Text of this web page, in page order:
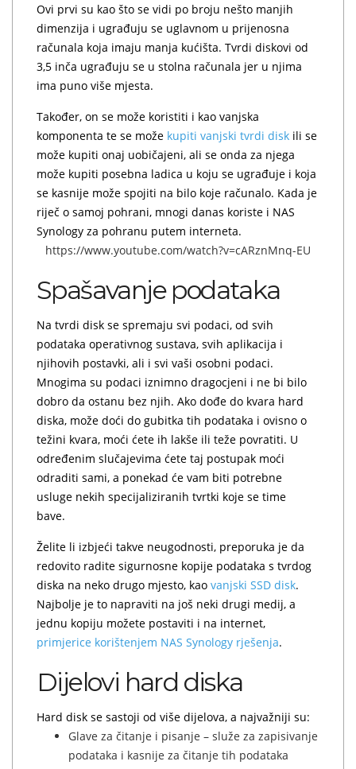
Ovi prvi su kao što se vidi po broju nešto manjih
dimenzija i ugrađuju se uglavnom u prijenosna
računala koja imaju manja kućišta. Tvrdi diskovi od
3,5 inča ugrađuju se u stolna računala jer u njima
ima puno više mjesta.
Također, on se može koristiti i kao vanjska
komponenta te se može kupiti vanjski tvrdi disk ili se
može kupiti onaj uobičajeni, ali se onda za njega
može kupiti posebna ladica u koju se ugrađuje i koja
se kasnije može spojiti na bilo koje računalo. Kada je
riječ o samoj pohrani, mnogi danas koriste i NAS
Synology za pohranu putem interneta.
https://www.youtube.com/watch?v=cARznMnq-EU
Spašavanje podataka
Na tvrdi disk se spremaju svi podaci, od svih
podataka operativnog sustava, svih aplikacija i
njihovih postavki, ali i svi vaši osobni podaci.
Mnogima su podaci iznimno dragocjeni i ne bi bilo
dobro da ostanu bez njih. Ako dođe do kvara hard
diska, može doći do gubitka tih podataka i ovisno o
težini kvara, moći ćete ih lakše ili teže povratiti. U
određenim slučajevima ćete taj postupak moći
odraditi sami, a ponekad će vam biti potrebne
usluge nekih specijaliziranih tvrtki koje se time
bave.
Želite li izbjeći takve neugodnosti, preporuka je da
redovito radite sigurnosne kopije podataka s tvrdog
diska na neko drugo mjesto, kao vanjski SSD disk.
Najbolje je to napraviti na još neki drugi medij, a
jednu kopiju možete postaviti i na internet,
primjerice korištenjem NAS Synology rješenja.
Dijelovi hard diska
Hard disk se sastoji od više dijelova, a najvažniji su:
Glave za čitanje i pisanje – služe za zapisivanje
podataka i kasnije za čitanje tih podataka